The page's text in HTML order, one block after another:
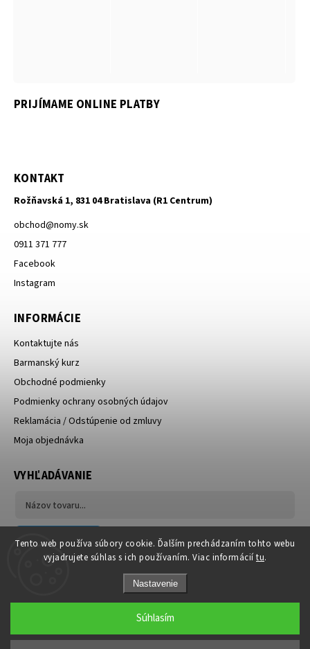
Tento web používa súbory cookie. Ďalším prechádzaním tohto webu
vyjadrujete súhlas s ich používaním. Viac informácií tu.
Nastavenie
Súhlasím
PRIJÍMAME ONLINE PLATBY
KONTAKT
Rožňavská 1, 831 04 Bratislava (R1 Centrum)
obchod@nomy.sk
0911 371 777
Facebook
Instagram
INFORMÁCIE
Kontaktujte nás
Barmanský kurz
Obchodné podmienky
Podmienky ochrany osobných údajov
Reklamácia / Odstúpenie od zmluvy
Moja objednávka
VYHĽADÁVANIE
Hľadať
Copyright 2026NOMYshop.sk. Všetky práva vyhradené.